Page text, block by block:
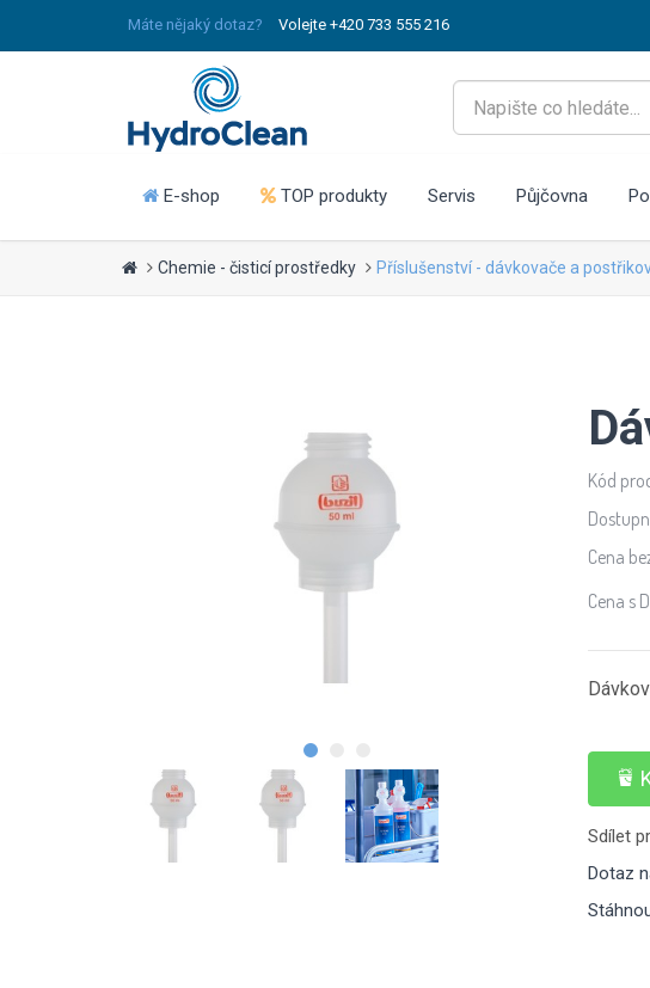
Máte nějaký dotaz? Volejte +420 733 555 216
E-shop TOP produkty Servis Půjčovna
Chemie - čisticí prostředky Příslušenství - dávkovače a
Kód
Cena
Cena s
Sdílet
Dotaz